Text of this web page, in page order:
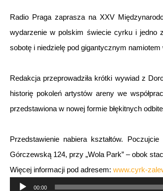
Radio Praga zaprasza na XXV
wydarzenie w polskim świecie cyrku i jedno
sobotę i niedzielę pod gigantycznym
Redakcja przeprowadziła krótki wywiad z
historię pokoleń artystów areny we
przedstawiona w nowej formie błękitnych
Przedstawienie nabiera kształtów.
Górczewską 124, przy „Wola Park” – obok
Więcej informacji pod adresem: www.cyrk-
Odtwarzacz
00:00